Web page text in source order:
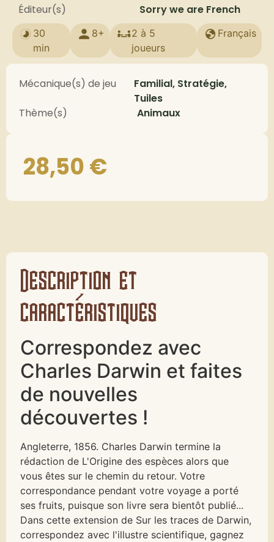
Éditeur(s)
Sorry we are French
30
min
8+
2 à 5
joueurs
Français
Mécanique(s) de jeu
Familial, Stratégie,
Tuiles
Thème(s)
Animaux
28,50€
Description et
caractéristiques
Correspondez avec
Charles Darwin et faites
de nouvelles
découvertes !
Angleterre, 1856. Charles Darwin termine la
rédaction de L'Origine des espèces alors que
vous êtes sur le chemin du retour. Votre
correspondance pendant votre voyage a porté
ses fruits, puisque son livre sera bientôt publié...
Dans cette extension de Sur les traces de Darwin,
correspondez avec l'illustre scientifique, gagnez